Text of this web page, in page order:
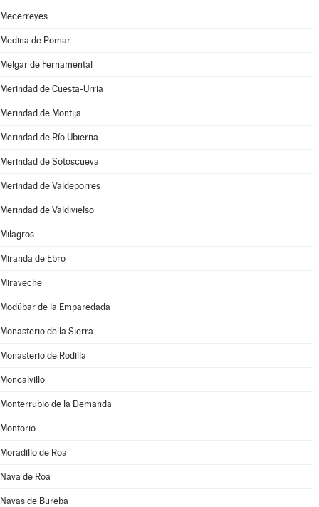
Mecerreyes
Medina de Pomar
Melgar de Fernamental
Merindad de Cuesta-Urria
Merindad de Montija
Merindad de Río Ubierna
Merindad de Sotoscueva
Merindad de Valdeporres
Merindad de Valdivielso
Milagros
Miranda de Ebro
Miraveche
Modúbar de la Emparedada
Monasterio de la Sierra
Monasterio de Rodilla
Moncalvillo
Monterrubio de la Demanda
Montorio
Moradillo de Roa
Nava de Roa
Navas de Bureba